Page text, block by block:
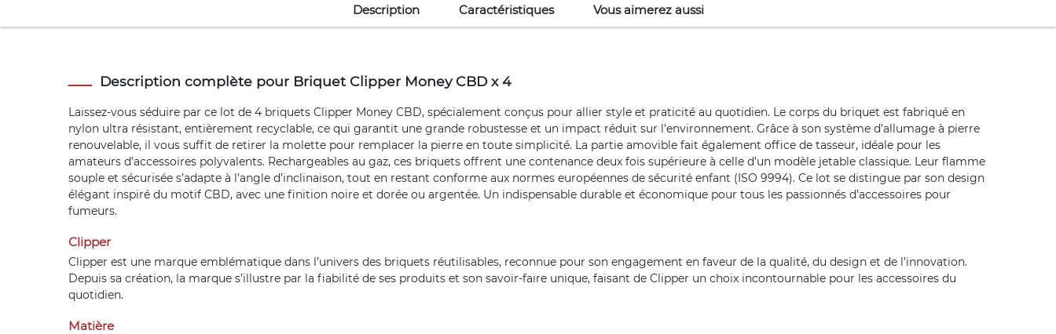
Description Caractéristiques Vous aimerez aussi
Description complète pour Briquet Clipper Money CBD x 4
Laissez-vous séduire par ce lot de 4 briquets Clipper Money CBD, spécialement conçus pour allier style et praticité au quotidien. Le corps du briquet est fabriqué en
nylon ultra résistant, entièrement recyclable, ce qui garantit une grande robustesse et un impact réduit sur l'environnement. Grâce à son système d’allumage à pierre
renouvelable, il vous suffit de retirer la molette pour remplacer la pierre en toute simplicité. La partie amovible fait également office de tasseur, idéale pour les
amateurs d’accessoires polyvalents. Rechargeables au gaz, ces briquets offrent une contenance deux fois supérieure à celle d’un modèle jetable classique. Leur flamme
souple et sécurisée s’adapte à l’angle d’inclinaison, tout en restant conforme aux normes européennes de sécurité enfant (ISO 9994). Ce lot se distingue par son design
élégant inspiré du motif CBD, avec une finition noire et dorée ou argentée. Un indispensable durable et économique pour tous les passionnés d’accessoires pour
fumeurs.
Clipper
Clipper est une marque emblématique dans l’univers des briquets réutilisables, reconnue pour son engagement en faveur de la qualité, du design et de l’innovation.
Depuis sa création, la marque s’illustre par la fiabilité de ses produits et son savoir-faire unique, faisant de Clipper un choix incontournable pour les accessoires du
quotidien.
Matière